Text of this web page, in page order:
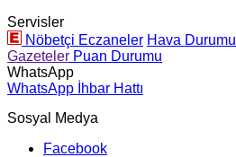
Servisler
Nöbetçi Eczaneler Hava Durumu
Gazeteler Puan Durumu
WhatsApp
WhatsApp İhbar Hattı
Sosyal Medya
Facebook